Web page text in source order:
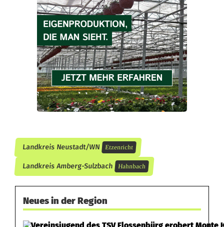
n
i
n
Landkreis Neustadt/WN Etzenricht
Landkreis Amberg-Sulzbach Hahnbach
Neues in der Region